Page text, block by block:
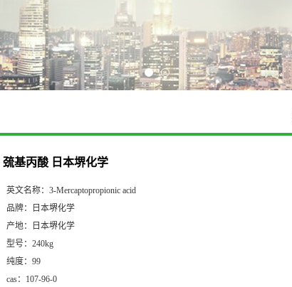
巯基丙酸 日本堺化学
英文名称： 3-Mercaptopropionic acid
品牌：
日本堺化学
产地：
日本堺化学
型号： 240kg
纯度： 99
cas： 107-96-0